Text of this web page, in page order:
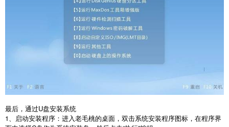
最后，通过U盘安装系统
1、启动安装程序：进入老毛桃的桌面，双击系统安装程序图标，在程序界